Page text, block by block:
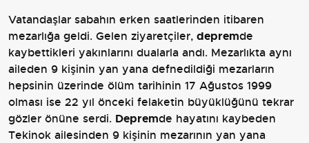
Vatandaşlar sabahın erken saatlerinden itibaren
mezarlığa geldi. Gelen ziyaretçiler, depremde
kaybettikleri yakınlarını dualarla andı. Mezarlıkta aynı
aileden 9 kişinin yan yana defnedildiği mezarların
hepsinin üzerinde ölüm tarihinin 17 Ağustos 1999
olması ise 22 yıl önceki felaketin büyüklüğünü tekrar
gözler önüne serdi. Depremde hayatını kaybeden
Tekinok ailesinden 9 kişinin mezarının yan yana